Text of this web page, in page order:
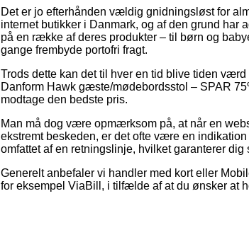
Det er jo efterhånden vældig gnidningsløst for
internet butikker i Danmark, og af den grund
på en række af deres produkter – til børn og
gange frembyde portofri fragt.
Trods dette kan det til hver en tid blive tiden
Danform Hawk gæste/mødebordsstol – SPAR
modtage den bedste pris.
Man må dog være opmærksom på, at når en
ekstremt beskeden, er det ofte være en
omfattet af en retningslinje, hvilket garanterer
Generelt anbefaler vi handler med kort eller
for eksempel ViaBill, i tilfælde af at du ønsker at